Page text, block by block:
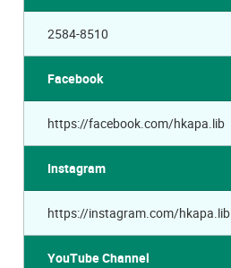
2584-8510
Facebook
https://facebook.com/hkapa.lib
Instagram
https://instagram.com/hkapa.lib
YouTube Channel